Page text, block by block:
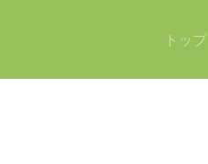
トップ